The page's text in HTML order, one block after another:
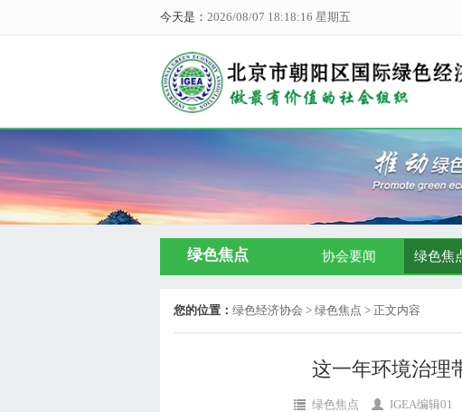
今天是： 2026/08/07 18:18:17 星期五
绿色焦点 协会要闻 绿色焦
您的位置： 绿色经济协会 > 绿色焦点 > 正文内容
这一年环境治理
绿色焦点 IGEA编辑01